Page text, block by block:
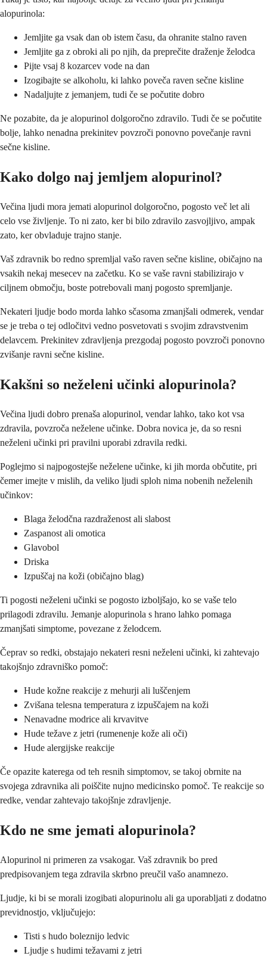
alopurinola:
Jemljite ga vsak dan ob istem času, da ohranite stalno raven
Jemljite ga z obroki ali po njih, da preprečite draženje želodca
Pijte vsaj 8 kozarcev vode na dan
Izogibajte se alkoholu, ki lahko poveča raven sečne kisline
Nadaljujte z jemanjem, tudi če se počutite dobro
Ne pozabite, da je alopurinol dolgoročno zdravilo. Tudi če se počutite
bolje, lahko nenadna prekinitev povzroči ponovno povečanje ravni
sečne kisline.
Kako dolgo naj jemljem alopurinol?
Večina ljudi mora jemati alopurinol dolgoročno, pogosto več let ali
celo vse življenje. To ni zato, ker bi bilo zdravilo zasvojljivo, ampak
zato, ker obvladuje trajno stanje.
Vaš zdravnik bo redno spremljal vašo raven sečne kisline, običajno na
vsakih nekaj mesecev na začetku. Ko se vaše ravni stabilizirajo v
ciljnem območju, boste potrebovali manj pogosto spremljanje.
Nekateri ljudje bodo morda lahko sčasoma zmanjšali odmerek, vendar
se je treba o tej odločitvi vedno posvetovati s svojim zdravstvenim
delavcem. Prekinitev zdravljenja prezgodaj pogosto povzroči ponovno
zvišanje ravni sečne kisline.
Kakšni so neželeni učinki alopurinola?
Večina ljudi dobro prenaša alopurinol, vendar lahko, tako kot vsa
zdravila, povzroča neželene učinke. Dobra novica je, da so resni
neželeni učinki pri pravilni uporabi zdravila redki.
Poglejmo si najpogostejše neželene učinke, ki jih morda občutite, pri
čemer imejte v mislih, da veliko ljudi sploh nima nobenih neželenih
učinkov:
Blaga želodčna razdraženost ali slabost
Zaspanost ali omotica
Glavobol
Driska
Izpuščaj na koži (običajno blag)
Ti pogosti neželeni učinki se pogosto izboljšajo, ko se vaše telo
prilagodi zdravilu. Jemanje alopurinola s hrano lahko pomaga
zmanjšati simptome, povezane z želodcem.
Čeprav so redki, obstajajo nekateri resni neželeni učinki, ki zahtevajo
takojšnjo zdravniško pomoč:
Hude kožne reakcije z mehurji ali luščenjem
Zvišana telesna temperatura z izpuščajem na koži
Nenavadne modrice ali krvavitve
Hude težave z jetri (rumenenje kože ali oči)
Hude alergijske reakcije
Če opazite katerega od teh resnih simptomov, se takoj obrnite na
svojega zdravnika ali poiščite nujno medicinsko pomoč. Te reakcije so
redke, vendar zahtevajo takojšnje zdravljenje.
Kdo ne sme jemati alopurinola?
Alopurinol ni primeren za vsakogar. Vaš zdravnik bo pred
predpisovanjem tega zdravila skrbno preučil vašo anamnezo.
Ljudje, ki bi se morali izogibati alopurinolu ali ga uporabljati z dodatno
previdnostjo, vključujejo:
Tisti s hudo boleznijo ledvic
Ljudje s hudimi težavami z jetri